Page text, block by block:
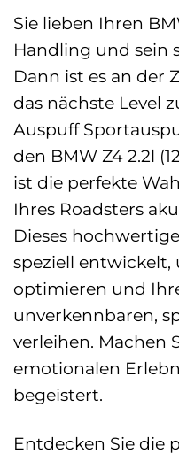
Sie lieben Ihren
Handling und sein
Dann ist es an der
das nächste Level
Auspuff
den BMW Z4 2.2l
ist die perfekte
Ihres Roadsters
Dieses
speziell entwickelt,
optimieren und
unverkennbaren,
verleihen. Machen
emotionalen
begeistert.
Entdecken Sie die